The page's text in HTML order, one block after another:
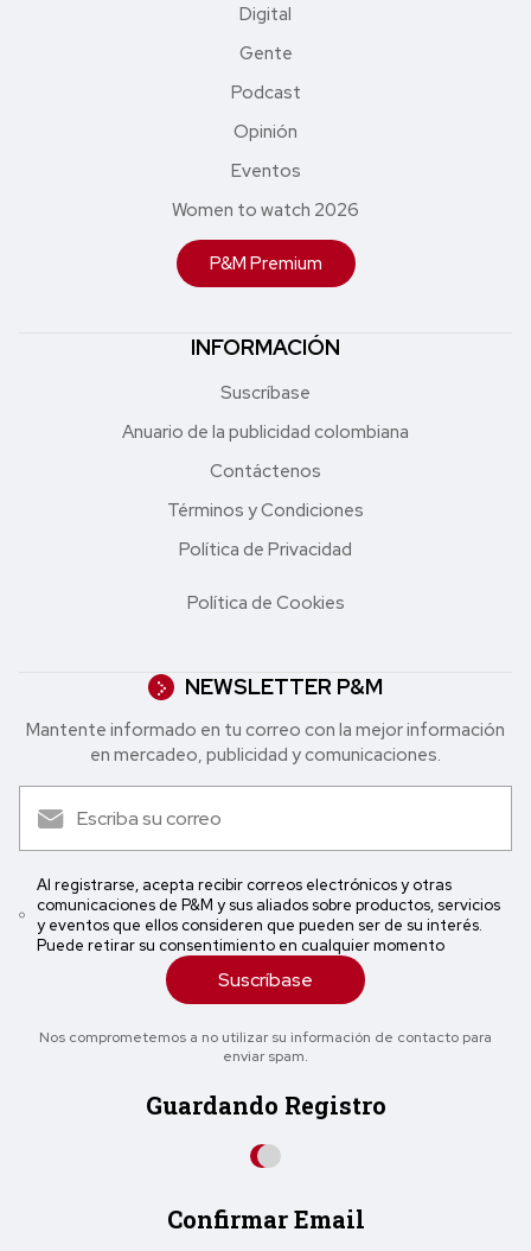
Digital
Gente
Podcast
Opinión
Eventos
Women to watch 2026
P&M Premium
INFORMACIÓN
Suscríbase
Anuario de la publicidad colombiana
Contáctenos
Términos y Condiciones
Política de Privacidad
Política de Cookies
NEWSLETTER P&M
Mantente informado en tu correo con la mejor in formación
en mercadeo, publicidad y comunicaciones.
Al registrarse, acepta recibir correos electrónicos y otras
comunicaciones de P&M y sus aliados sobre productos, servicios
y eventos que ellos consideren que pueden ser de su interés.
Puede retirar su consentimiento en cualquier momento
Suscríbase
Nos comprometemos a no utilizar su información de contacto para
enviar spam.
Guardando Registro
Confirmar Email